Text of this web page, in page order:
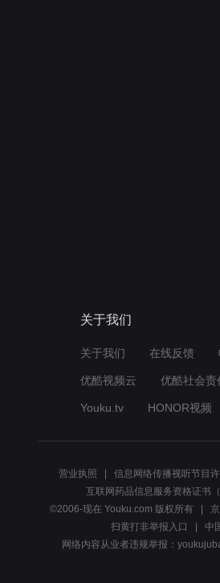
关于我们
关于我们 在线反馈
优酷视频云 优酷社会责
Youku.tv HONOR视频
营业执照 信息网络传播视听节目
互联网药品信息服务资格证书
©2006-现在 Youku.com 版权所有
扫黄打非举报入口
中
网络内容从业者违规举报：